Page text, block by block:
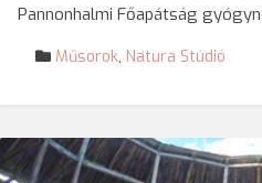
Pannonhalmi Főapátság
Műsorok, Natura Stúdió